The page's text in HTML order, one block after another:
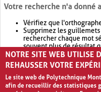
Votre recherche n'a donné
Vérifiez que
Supprimez les
rechercher chaque mot
souvent plus de résultat
Envisagez d'élargir votre
retournera souvent plus
NOTRE SITE WEB UTILISE
REHAUSSER VOTRE
Le site web de Polytechnique
afin de recueillir des statistiques